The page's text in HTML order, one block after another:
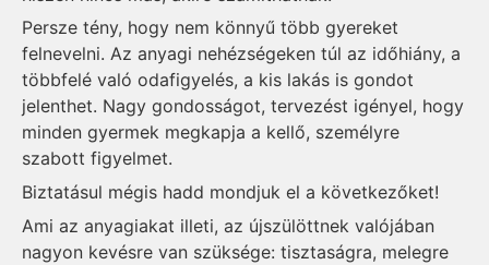
Persze tény, hogy nem könnyű több gyereket
felnevelni. Az anyagi nehézségeken túl az időhiány, a
többfelé való odafigyelés, a kis lakás is gondot
jelenthet. Nagy gondosságot, tervezést igényel, hogy
minden gyermek megkapja a kellő, személyre
szabott figyelmet.
Biztatásul mégis hadd mondjuk el a következőket!
Ami az anyagiakat illeti, az újszülöttnek valójában
nagyon kevésre van szüksége: tisztaságra, melegre